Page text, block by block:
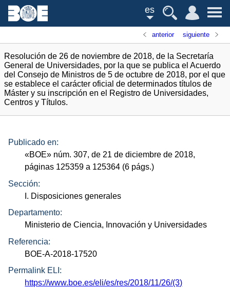
es
anterior siguiente
Resolución de 26 de noviembre de 2018, de la Secretaría
General de Universidades, por la que se publica el Acuerdo
del Consejo de Ministros de 5 de octubre de 2018, por el que
se establece el carácter oficial de determinados títulos de
Máster y su inscripción en el Registro de Universidades,
Centros y Títulos.
Publicado en:
«BOE» núm. 307, de 21 de diciembre de 2018,
páginas 125359 a 125364 (6 págs.)
Sección:
I. Disposiciones generales
Departamento:
Ministerio de Ciencia, Innovación y Universidades
Referencia:
BOE-A-2018-17520
Permalink ELI:
https://www.boe.es/eli/es/res/2018/11/26/(3)